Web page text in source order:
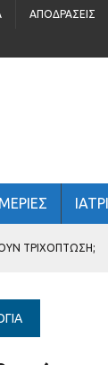
ΑΠΟΔΡΆΣΕΙΣ
ΤΡΙΧΌΠΤΩΣΗ;
ΤΗΝ ΑΝΔΡΙΚΉ